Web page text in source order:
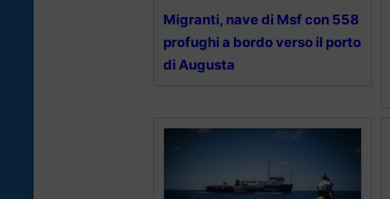
Migranti, nave di Msf con 558
profughi a bordo verso il porto
di Augusta